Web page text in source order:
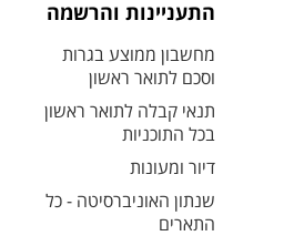
התעניינות והרשמה
מחשבון ממוצע בגרות
וסכם לתואר ראשון
תנאי קבלה לתואר ראשון
בכל התוכניות
דיור ומעונות
שנתון האוניברסיטה - כל
התארים